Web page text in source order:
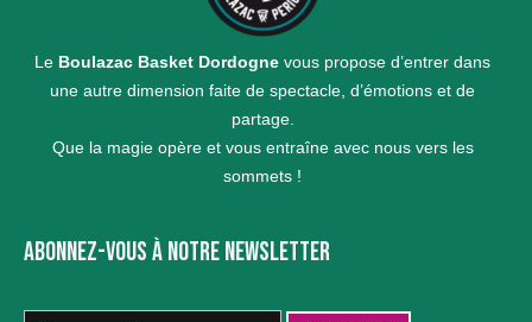
Le Boulazac Basket Dordogne vous propose d’entrer dans
une autre dimension faite de spectacle, d’émotions et de
partage.
Que la magie opère et vous entraîne avec nous vers les
sommets !
ABONNEZ-VOUS À NOTRE NEWSLETTER